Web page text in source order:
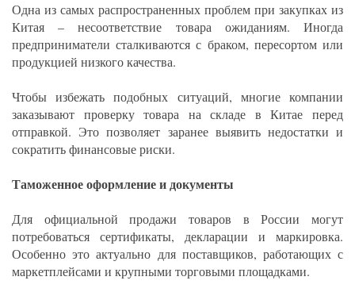
Одна из самых распространенных проблем при закупках из
Китая – несоответствие товара ожиданиям. Иногда
предприниматели сталкиваются с браком, пересортом или
продукцией низкого качества.
Чтобы избежать подобных ситуаций, многие компании
заказывают проверку товара на складе в Китае перед
отправкой. Это позволяет заранее выявить недостатки и
сократить финансовые риски.
Таможенное оформление и документы
Для официальной продажи товаров в России могут
потребоваться сертификаты, декларации и маркировка.
Особенно это актуально для поставщиков, работающих с
маркетплейсами и крупными торговыми площадками.